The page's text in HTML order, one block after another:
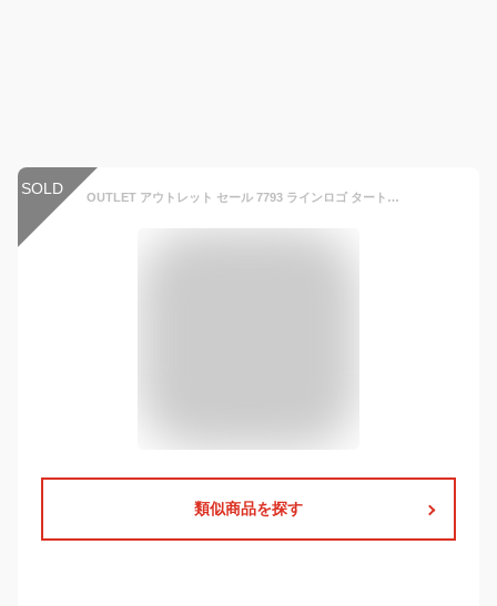
SOLD OUTLET アウトレット セール 7793 ラインロゴ タートルネックニット レディース ゴルフウェア トップス デルソル ゴルフ M L LL 3L 大きいサイズ 女性用 伸縮性 秋冬 ニット トップス ゆったり レーヨン セーター 長袖 ベージュ タートルネック ニット 冬用 ギフト
類似商品を探す